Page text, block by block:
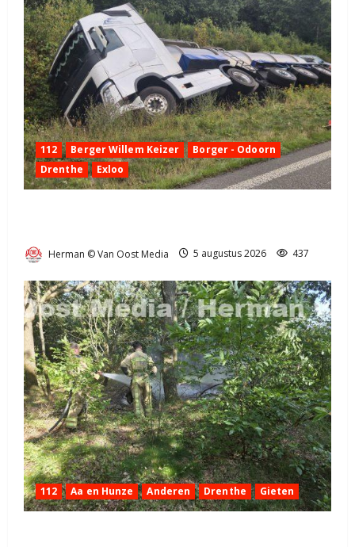
112 Berger Willem Keizer
Borger - Odoorn
Drenthe
Exloo
Herman © Van Oost Media 5 augustus 2026 437
112 Aa en Hunze Anderen Drenthe Gieten